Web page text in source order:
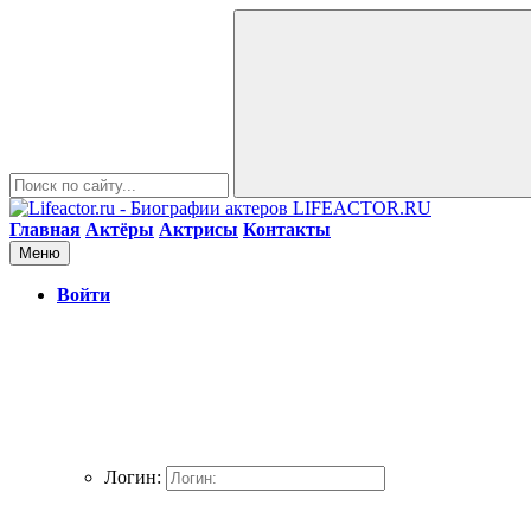
LIFEACTOR.RU
Главная Актёры Актрисы Контакты
Меню
Войти
Логин: